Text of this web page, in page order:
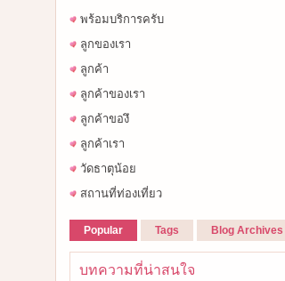
พร้อมบริการครับ
ลูกของเรา
ลูกค้า
ลูกค้าของเรา
ลูกค้าของึ
ลูกค้าเรา
วัดธาตุน้อย
สถานที่ท่องเที่ยว
Popular Tags Blog Archives
บทความที่น่าสนใจ